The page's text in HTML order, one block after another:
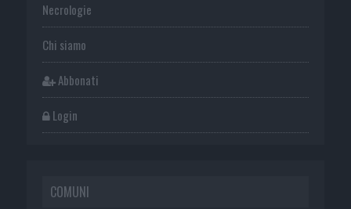
Necrologie
Chi siamo
Abbonati
Login
COMUNI